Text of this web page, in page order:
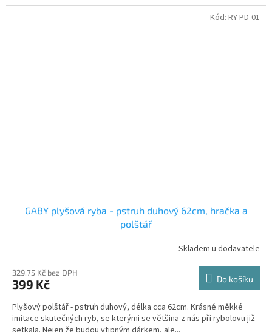
GABY plyšová ryba - pstruh duhový 62cm, hračka a
polštář
Skladem u dodavatele
329,75 Kč bez DPH
399 Kč Do košíku
Plyšový polštář - pstruh duhový, délka cca 62cm. Krásné měkké
imitace skutečných ryb, se kterými se většina z nás při rybolovu již
Kód: RY-PD-01